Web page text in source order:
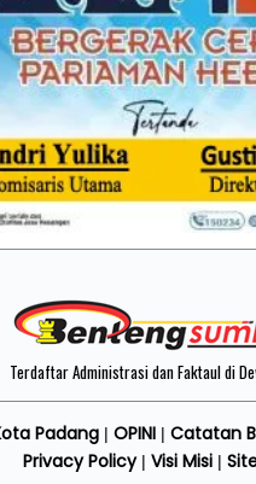
Terdaftar Administrasi dan Faktaul di
Padang| OPINI| Catatan
Privacy Policy| Visi Misi |